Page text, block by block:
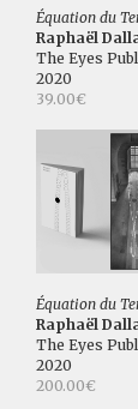
Équation du
Raphaël
The Eyes
2020
39.00€
Équation du
Raphaël
The Eyes
2020
200.00€